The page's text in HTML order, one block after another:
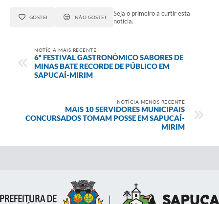
GOSTEI NÃO GOSTEI
Seja o primeiro a curtir esta
notícia.
NOTÍCIA MAIS RECENTE
6º FESTIVAL GASTRONÔMICO SABORES DE
MINAS BATE RECORDE DE PÚBLICO EM
SAPUCAÍ-MIRIM
NOTÍCIA MENOS RECENTE
MAIS 10 SERVIDORES MUNICIPAIS
CONCURSADOS TOMAM POSSE EM SAPUCAÍ-
MIRIM